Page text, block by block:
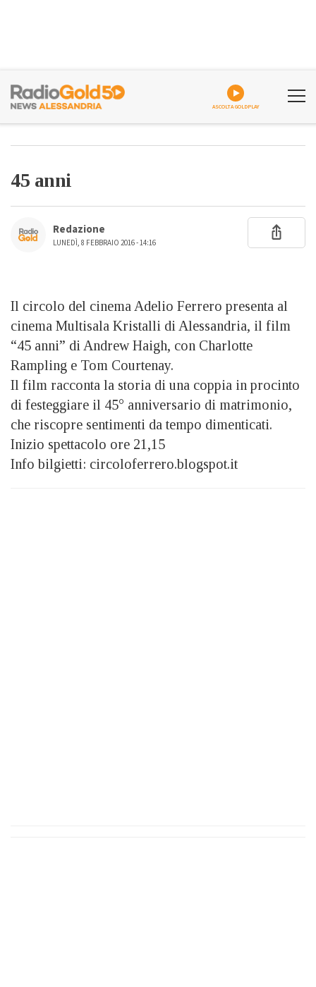
ASCOLTA GOLDPLAY
45 anni
Redazione
LUNEDÌ, 8 FEBBRAIO 2016 - 14:16
Il circolo del cinema Adelio Ferrero presenta al
cinema Multisala Kristalli di Alessandria, il film
“45 anni” di Andrew Haigh, con Charlotte
Rampling e Tom Courtenay.
Il film racconta la storia di una coppia in procinto
di festeggiare il 45° anniversario di matrimonio,
che riscopre sentimenti da tempo dimenticati.
Inizio spettacolo ore 21,15
Info bilgietti: circoloferrero.blogspot.it